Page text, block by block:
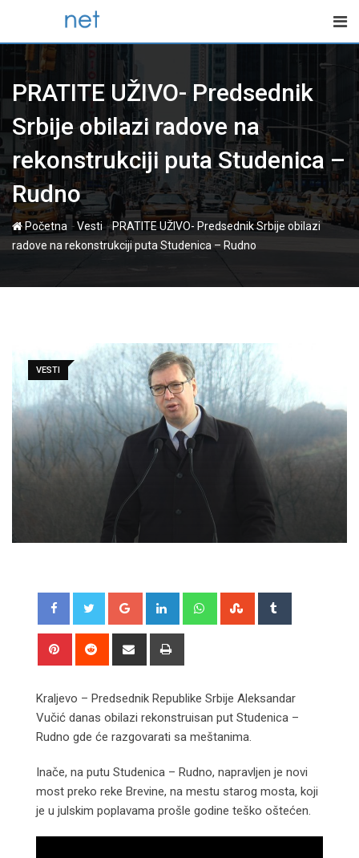
content
PRATITE UŽIVO- Predsednik
Srbije obilazi radove na
rekonstrukciji puta Studenica –
Rudno
Početna -Vesti-PRATITE UŽIVO- Predsednik Srbije obilazi
radove na rekonstrukciji puta Studenica – Rudno
VESTI
Google+ LinkedIn WhatsappStumbleUpon
Pinterest Reddit
Share
Kraljevo – Predsednik Republike Srbije Aleksandar
Vučić danas obilazi rekonstruisan put Studenica –
Rudno gde će razgovarati sa meštanima.
Inače, na putu Studenica – Rudno, napravljen je novi
most preko reke Brevine, na mestu starog mosta, koji
je u julskim poplavama prošle godine teško oštećen.